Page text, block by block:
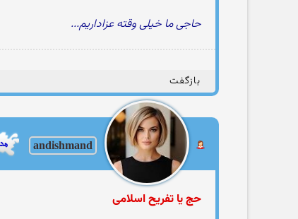
حاجی ما خیلی وقته عزاداریم...
بازگفت
andishmand
حج یا تفریح اسلامی